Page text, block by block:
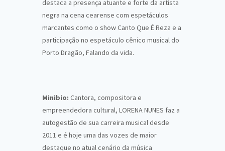
destaca a presença atuante e forte da artista
negra na cena cearense com espetáculos
marcantes como o show Canto Que É Reza e a
participação no espetáculo cênico musical do
Porto Dragão, Falando da vida.
Minibio: Cantora, compositora e
empreendedora cultural, LORENA NUNES faz a
autogestão de sua carreira musical desde
2011 e é hoje uma das vozes de maior
destaque no atual cenário da música